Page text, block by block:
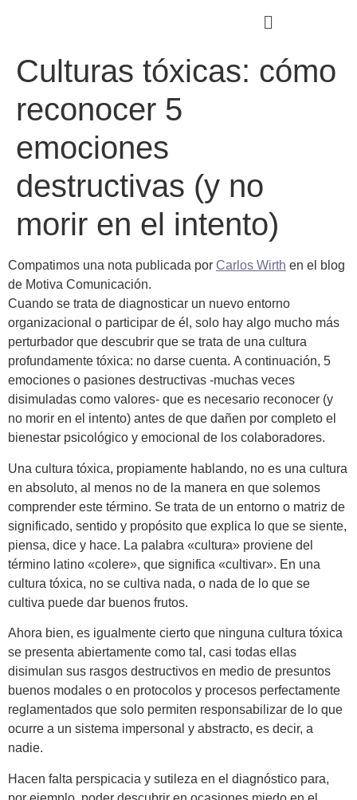
Culturas tóxicas: cómo
reconocer 5
emociones
destructivas (y no
morir en el intento)
Compatimos una nota publicada por Carlos Wirth en el blog
de Motiva Comunicación.
Cuando se trata de diagnosticar un nuevo entorno
organizacional o participar de él, solo hay algo mucho más
perturbador que descubrir que se trata de una cultura
profundamente tóxica: no darse cuenta. A continuación, 5
emociones o pasiones destructivas -muchas veces
disimuladas como valores- que es necesario reconocer (y
no morir en el intento) antes de que dañen por completo el
bienestar psicológico y emocional de los colaboradores.
Una cultura tóxica, propiamente hablando, no es una cultura
en absoluto, al menos no de la manera en que solemos
comprender este término. Se trata de un entorno o matriz de
significado, sentido y propósito que explica lo que se siente,
piensa, dice y hace. La palabra «cultura» proviene del
término latino «colere», que significa «cultivar». En una
cultura tóxica, no se cultiva nada, o nada de lo que se
cultiva puede dar buenos frutos.
Ahora bien, es igualmente cierto que ninguna cultura tóxica
se presenta abiertamente como tal, casi todas ellas
disimulan sus rasgos destructivos en medio de presuntos
buenos modales o en protocolos y procesos perfectamente
reglamentados que solo permiten responsabilizar de lo que
ocurre a un sistema impersonal y abstracto, es decir, a
nadie.
Hacen falta perspicacia y sutileza en el diagnóstico para,